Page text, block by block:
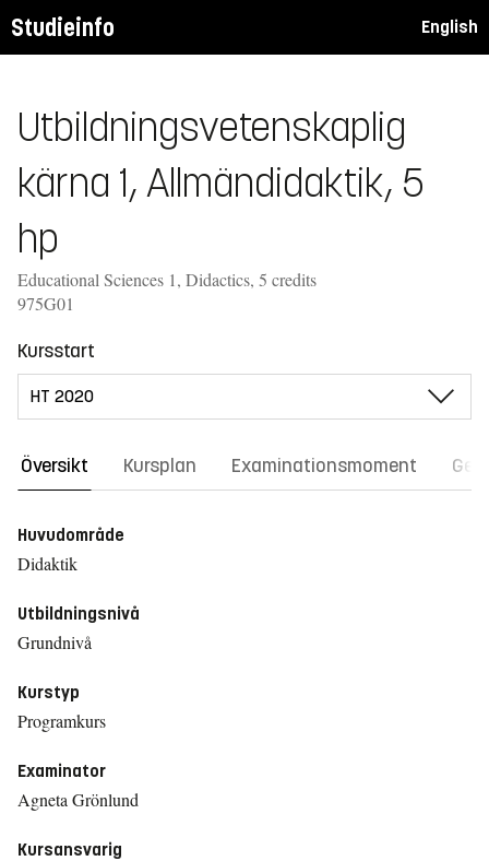
Studieinfo English
Utbildningsvetenskaplig
kärna 1, Allmändidaktik, 5
hp
Educational Sciences 1, Didactics, 5 credits
975G01
Kursstart
Översikt Kursplan Examinationsmoment
Huvudområde
Didaktik
Utbildningsnivå
Grundnivå
Kurstyp
Programkurs
Examinator
Agneta Grönlund
Kursansvarig